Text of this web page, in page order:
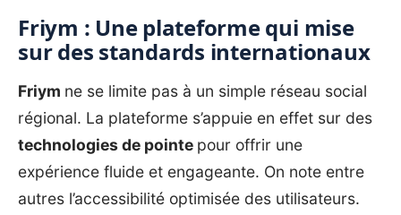
Friym : Une plateforme qui mise
sur des standards internationaux
Friym ne se limite pas à un simple réseau social
régional. La plateforme s’appuie en effet sur des
technologies de pointe pour offrir une
expérience fluide et engageante. On note entre
autres l’accessibilité optimisée des utilisateurs.